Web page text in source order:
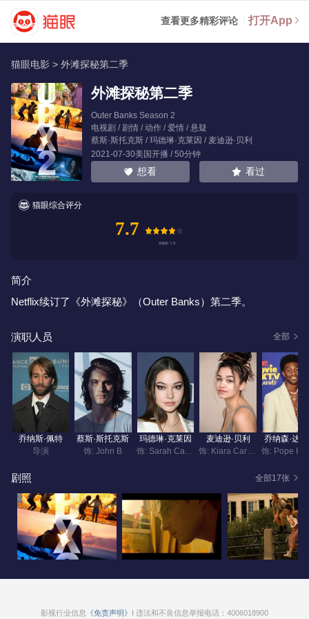
查看更多精彩评论 打开App
猫眼电影 >外滩探秘第二季
外滩探秘第二季
Outer Banks Season 2
电视剧 / 剧情 / 动作 / 爱情 / 悬疑
蔡斯·斯托克斯/玛德琳·克莱因 / 麦迪逊·贝利
2021-07-30美国开播 / 50分钟
想看 看过
猫眼综合评分
7.7
简介
Netflix续订了《外滩探秘》（Outer Banks）第二季。
演职人员 全部
乔纳斯·佩特
导演
蔡斯·斯托克斯
饰: John B
玛德琳·克莱因
麦迪逊·贝利
乔纳森·达
剧照 全部17张
影视行业信息 《免责声明》 I 违法和不良信息举报电话：4006018900